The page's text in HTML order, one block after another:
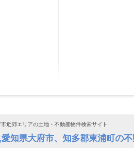
市近郊エリアの土地・不動産物件検索サイト
知県大府市、知多郡東浦町の